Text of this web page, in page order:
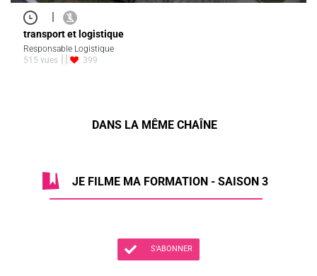
|
transport et logistique
Responsable Logistique
515 vues
399
DANS LA MÊME CHAÎNE
JE FILME MA FORMATION - SAISON 3
S'ABONNER